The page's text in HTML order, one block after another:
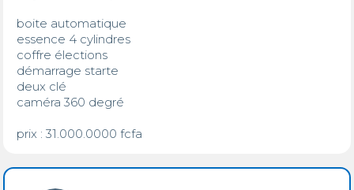
boite automatique
essence 4 cylindres
coffre élections
démarrage starte
deux clé
caméra 360 degré
prix : 31.000.0000 fcfa